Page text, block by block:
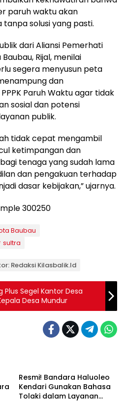
paruh waktu akan
solusi yang pasti.
dari Aliansi Pemerhati
Rijal, menilai
segera menyusun peta
dan
Paruh Waktu agar tidak
sosial dan potensi
publik.
tidak cepat mengambil
ketimpangan dan
tenaga yang sudah lama
dan pengakuan terhadap
dasar kebijakan,” ujarnya.
Baubau
sultra
Redaksi Kilasbalik.id
Plus Segel Kantor Desa
Desa Mundur
Resmi! Bandara Haluoleo
Kendari Gunakan Bahasa
Tolaki dalam Layanan
Berita